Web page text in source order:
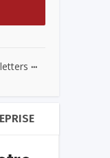
...